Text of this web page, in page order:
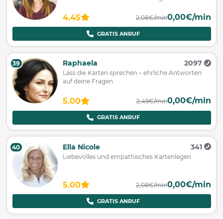
4.45 2,08€/min0,00€/min
GRATIS ANRUF
39 Raphaela 2097
Lass die Karten sprechen – ehrliche Antworten
auf deine Fragen
5.00 2,49€/min0,00€/min
GRATIS ANRUF
40 Ella Nicole 341
Liebevolles und empathisches Kartenlegen
5.00 2,08€/min0,00€/min
GRATIS ANRUF